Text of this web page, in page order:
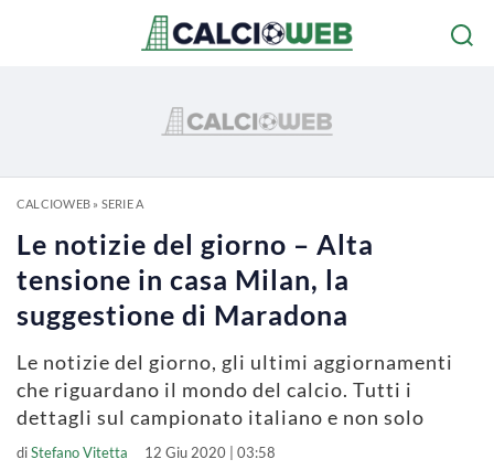
CALCIOWEB» SERIE A
Le notizie del giorno – Alta
tensione in casa Milan, la
suggestione di Maradona
Le notizie del giorno, gli ultimi aggiornamenti
che riguardano il mondo del calcio. Tutti i
dettagli sul campionato italiano e non solo
diStefano Vitetta 12 Giu 2020 | 03:58